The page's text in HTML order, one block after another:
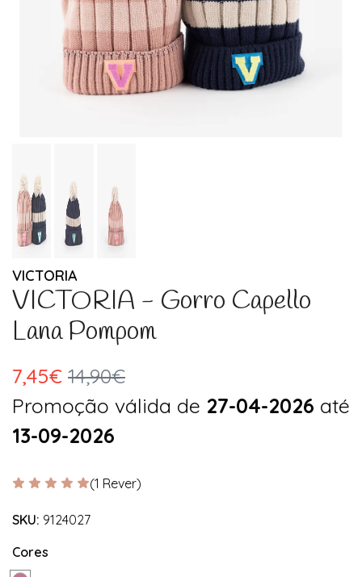
VICTORIA
VICTORIA - Gorro Capello
Lana Pompom
7,45€ 14,90€
Promoção válida de 27-04-2026 até
13-09-2026
(1 Rever)
SKU: 9124027
Cores